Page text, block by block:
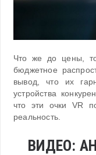
Что же до цены, то
бюджетное
вывод, что их
устройства
что эти очки VR
реальность.
ВИДЕО: